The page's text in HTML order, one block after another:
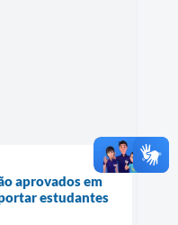
aprovados em
estudantes